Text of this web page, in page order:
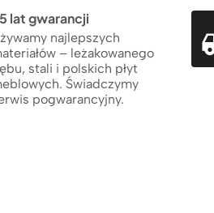
lat gwarancji
najlepszych
– leżakowanego
stali i polskich płyt
Świadczymy
pogwarancyjny.